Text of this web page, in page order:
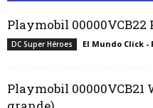
Playmobil
DC Super Héroes El Mundo Click -
Playmobil